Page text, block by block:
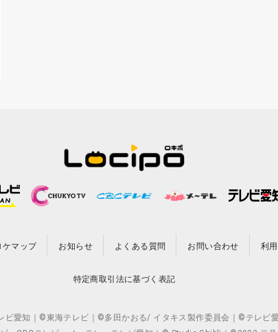
ケマップ お知らせ よくある質問 お問い合わせ 利
特定商取引法に基づく表記
愛知｜©東海テレビ｜©多田かおる/ イタキス製作委員会｜©テレビ